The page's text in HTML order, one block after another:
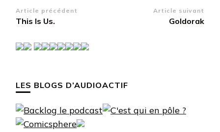
Navigation
d’article
Article précédent
This Is Us.
Article suivant
Goldorak
LES BLOGS D’AUDIOACTIF